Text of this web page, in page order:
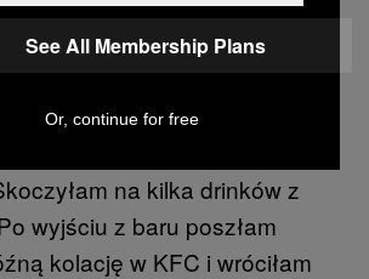
nagradzani
się twoja piątkowa noc?
swoją torbę z
na kilka drinków z
wyjściu z baru poszłam
kolację w KFC i wróciłam
See All Membership Plans
Or, continue for free